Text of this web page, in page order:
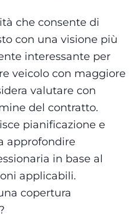
che consente di
con una visione più
interessante per
veicolo con maggiore
valutare con
del contratto.
pianificazione e
approfondire
in base al
applicabili.
copertura